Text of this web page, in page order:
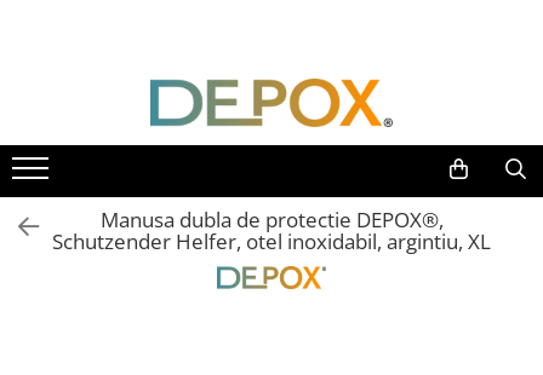
Toate Produsele
SPORT & TIMP LIBER
AUTOAPARARE
Pumnaluri si boxuri
Bastoane telescopice si nunceaguri
Manusa dubla de protectie DEPOX®,
Schutzender Helfer, otel inoxidabil, argintiu, XL